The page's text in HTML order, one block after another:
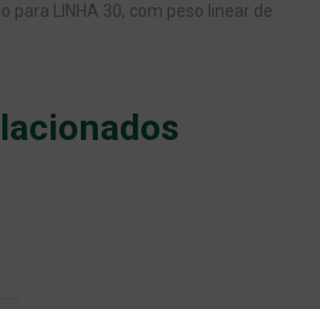
para LINHA 30, com peso linear de